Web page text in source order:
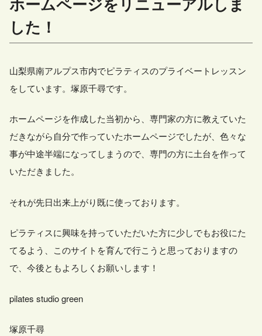
した！
山梨県南アルプス市内でピラティスのプライベートレッスン
をしています。塚原千尋です。
ホームページを作成した当初から、専門家の方に教えていた
だきながら自分で作っていたホームページでしたが、色々な
事が中途半端になってしまうので、専門の方に土台を作って
いただきました。
それが先日出来上がり既に使っております。
ピラティスに興味を持っていただいた方に少しでもお役にた
てるよう、このサイトを育んで行こうと思っておりますの
で、今後ともよろしくお願いします！
pilates studio green
塚原千尋